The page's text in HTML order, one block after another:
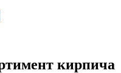
кирпича